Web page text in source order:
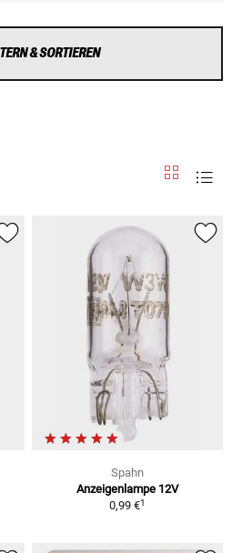
& SORTIEREN
Spahn
Anzeigenlampe 12V
0,99 €1